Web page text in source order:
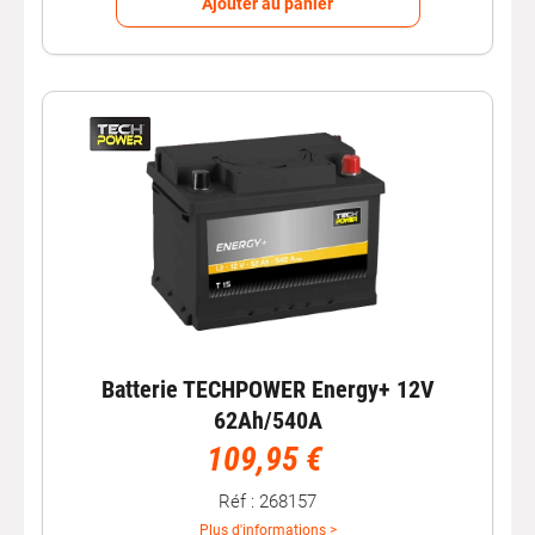
Voiture gourmande en énergie.
Lesbatteries plomb acideavecdioxydede Fiamm sont
En effet, grâce à leur technologie de précision et à leurs
composéschimiques, les produits sont moins
Si cette marque est actuellement une référence, c’est
aussi grâce à sa capacité à répondre aux exigences des
plus grands constructeurs mondiaux. Peu importe le
type de batteriesollicitées
, celles de Fiamm sont en
mesure de satisfaire les besoins électriques d’une
sophistiquées.
Des batteries de moto de
grande qualité
Ajouter au panier
Batterie TECHPOWER Energy+ 12V
62Ah/540A
109,95 €
Réf : 268157
Plus d'informations >